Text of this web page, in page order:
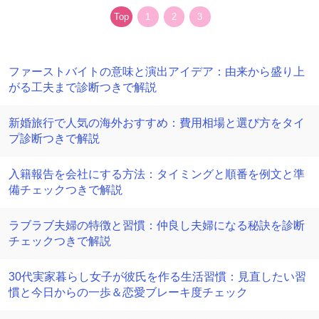
Top 1 2 3
ファーストバイトの意味と演出アイデア：由来から盛り上
がる工夫まで診断つきで解説
新婚旅行で人気の海外おすすめ：費用相場と選び方をタイ
プ診断つきで解説
入籍報告を会社にする方法：タイミングと順番を例文と準
備チェックつきで解説
ラブラブ夫婦の特徴と習慣：仲良し夫婦になる秘訣を診断
チェックつきで解説
30代実家暮らし女子が彼氏を作る生活習慣：見直したい習
慣と今日からの一歩＆恋愛ブレーキ度チェック